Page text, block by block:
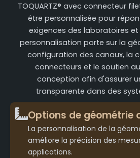
TOQUARTZ® avec connecteur
être personnalisée pour
exigences des laboratoires et
personnalisation porte sur la
configuration des canaux, la
connecteurs et le soutien
conception afin d'assurer
transparente dans des
Options de géométrie
La personnalisation de la
améliore la précision des
applications.